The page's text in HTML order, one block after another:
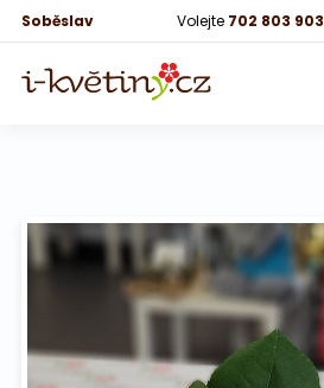
Soběslav Volejte 702 803 903
Pro děti
Růže